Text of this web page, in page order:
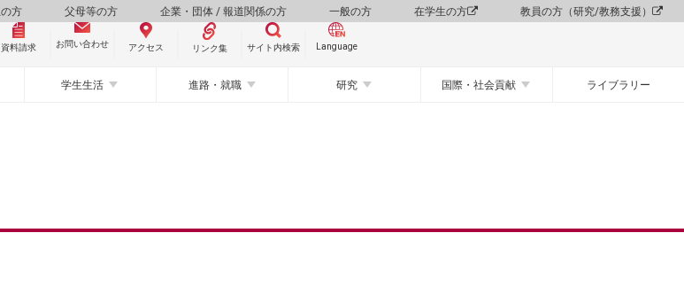
方 父母等の方 企業・団体 / 報道関係の方 一般の方 在学生の方 教員の方（研究/教務支援）
資料請求 お問い合わせ アクセス リンク集 サイト内検索 Language
学生生活 進路・就職 研究 国際・社会貢献 ライブラリー